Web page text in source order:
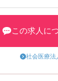
りやすい雰囲気
していこうと
この求人に
社会医療